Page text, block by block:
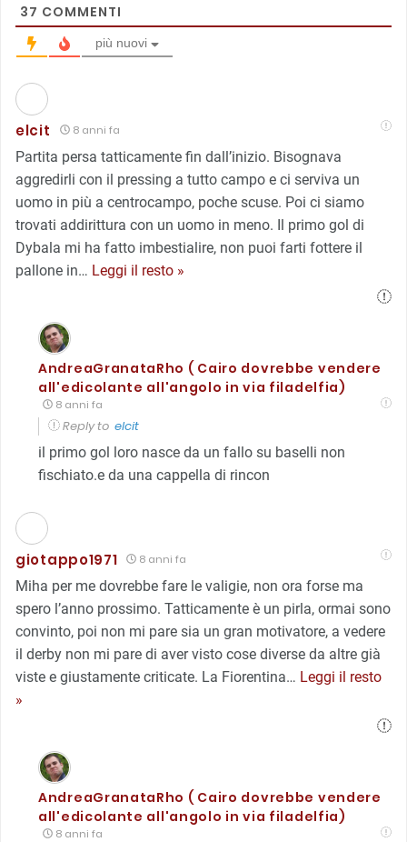
37 COMMENTI
più nuovi
elcit 8 anni fa
Partita persa tatticamente fin dall’inizio. Bisognava
aggredirli con il pressing a tutto campo e ci serviva un
uomo in più a centrocampo, poche scuse. Poi ci siamo
trovati addirittura con un uomo in meno. Il primo gol di
Dybala mi ha fatto imbestialire, non puoi farti fottere il
pallone in… Leggi il resto »
AndreaGranataRho ( Cairo dovrebbe vendere
all'edicolante all'angolo in via filadelfia)
8 anni fa
Reply to elcit
il primo gol loro nasce da un fallo su baselli non
fischiato.e da una cappella di rincon
giotappo1971 8 anni fa
Miha per me dovrebbe fare le valigie, non ora forse ma
spero l’anno prossimo. Tatticamente è un pirla, ormai sono
convinto, poi non mi pare sia un gran motivatore, a vedere
il derby non mi pare di aver visto cose diverse da altre già
viste e giustamente criticate. La Fiorentina… Leggi il resto
»
AndreaGranataRho ( Cairo dovrebbe vendere
all'edicolante all'angolo in via filadelfia)
8 anni fa